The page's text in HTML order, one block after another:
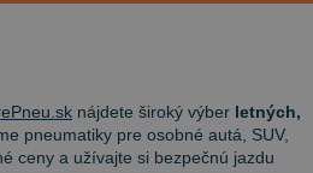
nájdete široký výber letných,
pneumatiky pre osobné autá, SUV,
ceny a užívajte si bezpečnú jazdu